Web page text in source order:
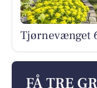
Tjørnevænget
FÅ TRE